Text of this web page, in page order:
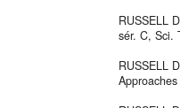
RUSSELL
sér. C, Sci.
RUSSELL